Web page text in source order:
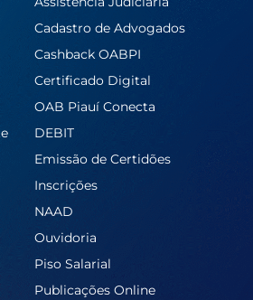
Cadastro de Advogados
Cashback OABPI
Certificado Digital
OAB Piauí Conecta
DEBIT
Emissão de Certidões
Inscrições
NAAD
Ouvidoria
Piso Salarial
Publicações Online